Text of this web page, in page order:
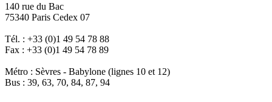
140 rue du Bac
75340 Paris Cedex 07
Tél. : +33 (0)1 49 54 78 88
Fax : +33 (0)1 49 54 78 89
Métro : Sèvres - Babylone (lignes 10 et 12)
Bus : 39, 63, 70, 84, 87, 94